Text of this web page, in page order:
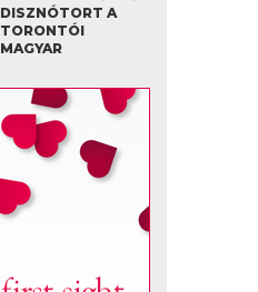
DISZNÓTORT A
TORONTÓI
MAGYAR